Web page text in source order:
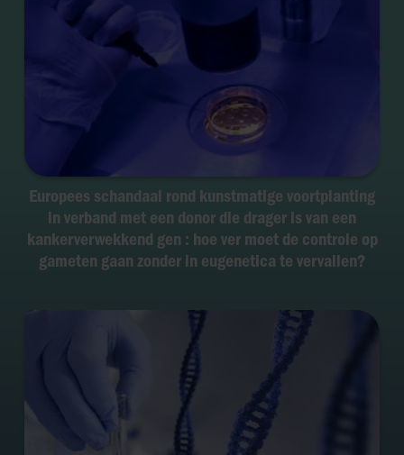
Europees schandaal rond kunstmatige voortplanting
in verband met een donor die drager is van een
kankerverwekkend gen : hoe ver moet de controle op
gameten gaan zonder in eugenetica te vervallen?